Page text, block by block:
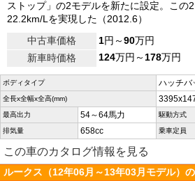
ストップ」の2モデルを新たに設定。この
22.2km/Lを実現した（2012.6）
中古車価格
1円～90万円
新車時価格
124万円～178万円
ボディタイプ ハッチバ
全長x全幅x全高(mm)
最高出力 54～64馬力 駆動方式
排気量 658cc 乗車定員
この車のカタログ情報を見る
ルークス（12年06月～13年03月モデル）